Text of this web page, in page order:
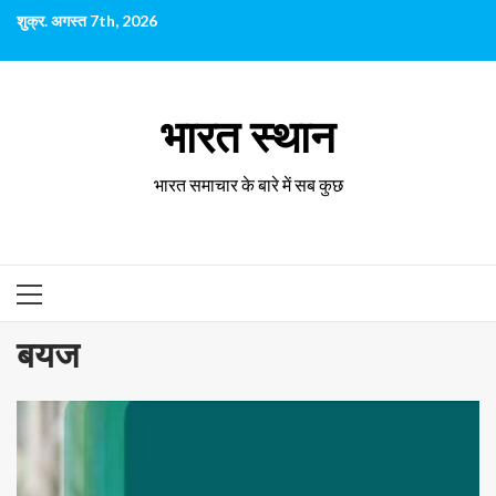
छोड़कर
सामग्री
पर
शुक्र. अगस्त 7th, 2026
भारत स्थान
भारत समाचार के बारे में सब कुछ
प्राथमिक
बयज